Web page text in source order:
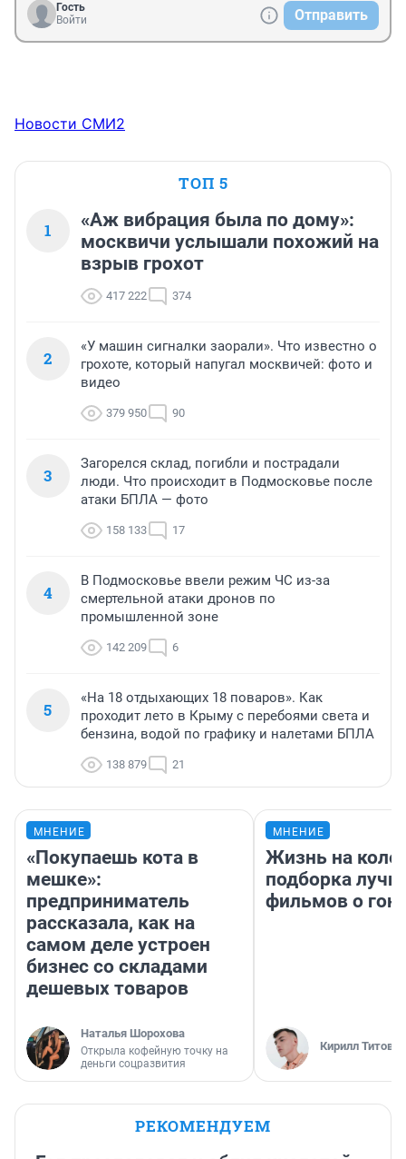
Гость
Войти
Отправить
Новости СМИ2
ТОП 5
1
«Аж вибрация была по дому»:
москвичи услышали похожий на
взрыв грохот
417 222 374
2
«У машин сигналки заорали». Что известно о
грохоте, который напугал москвичей: фото и
видео
379 950 90
3
Загорелся склад, погибли и пострадали
люди. Что происходит в Подмосковье после
атаки БПЛА — фото
158 133 17
4
В Подмосковье ввели режим ЧС из-за
смертельной атаки дронов по
промышленной зоне
142 209 6
5
«На 18 отдыхающих 18 поваров». Как
проходит лето в Крыму с перебоями света и
бензина, водой по графику и налетами БПЛА
138 879 21
МНЕНИЕ
«Покупаешь кота в
мешке»:
предприниматель
рассказала, как на
самом деле устроен
бизнес со складами
дешевых товаров
Наталья Шорохова
Открыла кофейную точку на
деньги соцразвития
МНЕНИЕ
Жизнь на
подборка
фильмов о
Кирилл Титов
РЕКОМЕНДУЕМ